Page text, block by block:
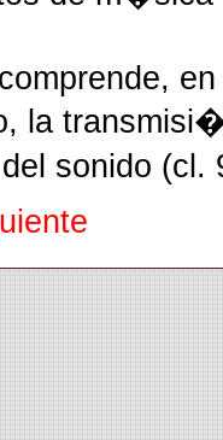
la
sonido (cl.